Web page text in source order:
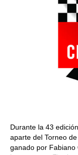
Durante la 43
aparte del Torneo
ganado por